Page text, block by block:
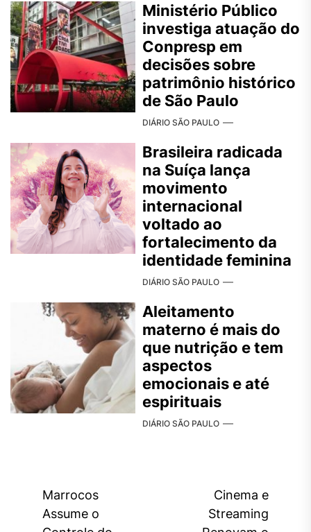
Ministério Público
investiga atuação do
Conpresp em
decisões sobre
patrimônio histórico
de São Paulo
DIÁRIO SÃO PAULO
Brasileira radicada
na Suíça lança
movimento
internacional
voltado ao
fortalecimento da
identidade feminina
DIÁRIO SÃO PAULO
Aleitamento
materno é mais do
que nutrição e tem
aspectos
emocionais e até
espirituais
DIÁRIO SÃO PAULO
Navegação
Marrocos
Assume o
Cinema e
Streaming